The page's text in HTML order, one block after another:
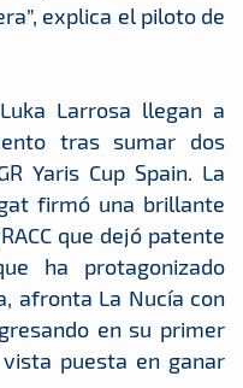
explica el piloto de
Larrosa llegan a
tras sumar dos
Yaris Cup Spain. La
firmó una brillante
que dejó patente
ha protagonizado
afronta La Nucía con
en su primer
puesta en ganar